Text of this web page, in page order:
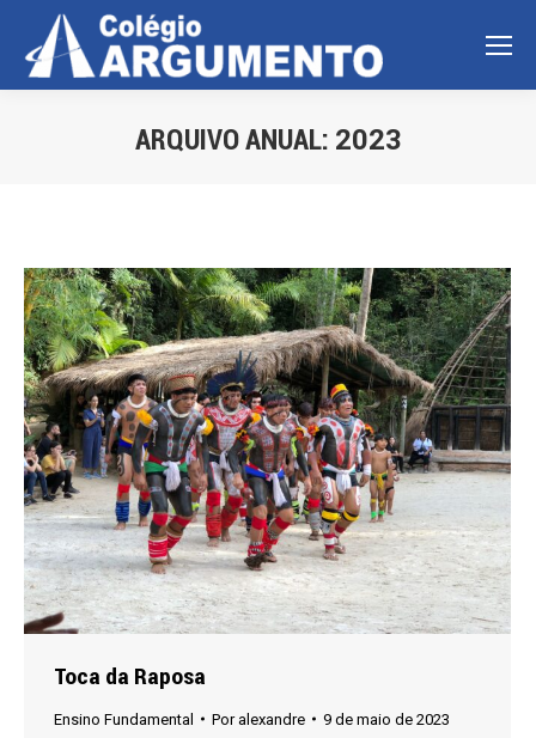
ARQUIVO ANUAL: 2023
Toca da Raposa
Ensino Fundamental Poralexandre 9 de maio de 2023